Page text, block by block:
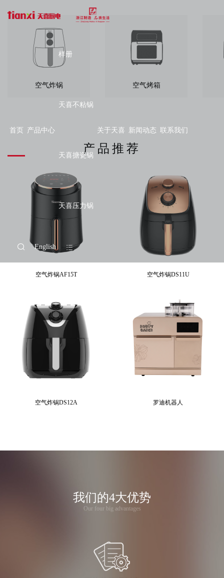
首页 产品中心
样册
天喜不粘锅
天喜搪瓷锅
天喜压力锅
关于天喜 新闻动态 联系我们
English
空气炸锅 空气烤箱
产品推荐
空气炸锅AF15T 空气炸锅DS11U
空气炸锅DS12A 罗迪机器人
我们的4大优势
Our four big advantages